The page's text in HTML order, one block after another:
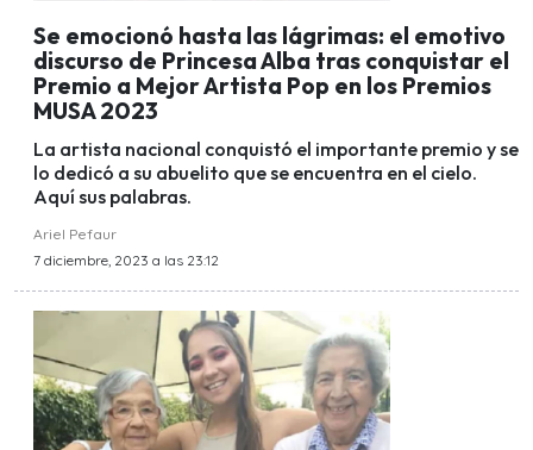
Se emocionó hasta las lágrimas: el emotivo
discurso de Princesa Alba tras conquistar el
Premio a Mejor Artista Pop en los Premios
MUSA 2023
La artista nacional conquistó el importante premio y se
lo dedicó a su abuelito que se encuentra en el cielo.
Aquí sus palabras.
Ariel Pefaur
7 diciembre, 2023 a las 23:12